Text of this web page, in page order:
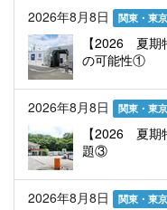
2026年8月8日 関東・東京
【2026 夏期
の可能性①
2026年8月8日 関東・東京
【2026 夏期
題③
2026年8月8日 関東・東京